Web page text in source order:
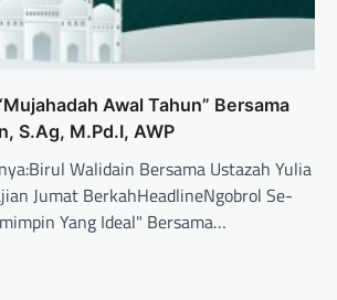
Awal Tahun” Bersama
S.Ag, M.Pd.I, AWP
Walidain Bersama Ustazah Yulia
Jumat BerkahHeadlineNgobrol Se-
Yang Ideal" Bersama…